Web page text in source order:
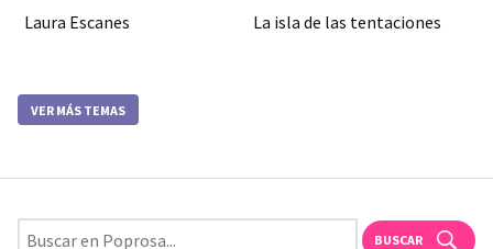
Laura Escanes La isla de las tentaciones
VER MÁS TEMAS
BUSCAR